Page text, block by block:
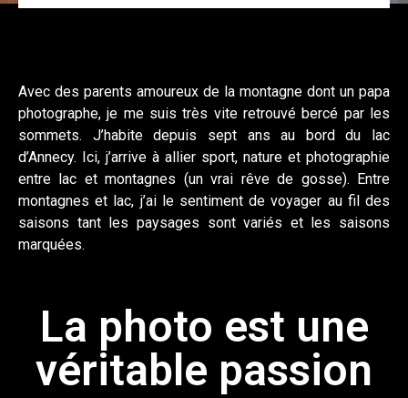
Avec des parents amoureux de la montagne dont un papa
photographe, je me suis très vite retrouvé bercé par les
sommets. J’habite depuis sept ans au bord du lac
d’Annecy. Ici, j’arrive à allier sport, nature et photographie
entre lac et montagnes (un vrai rêve de gosse). Entre
montagnes et lac, j’ai le sentiment de voyager au fil des
saisons tant les paysages sont variés et les saisons
marquées.
La photo est une
véritable passion